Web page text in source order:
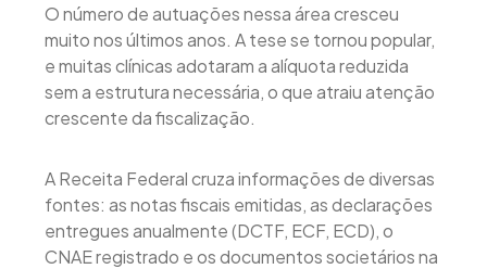
O número de autuações nessa área cresceu
muito nos últimos anos. A tese se tornou popular,
e muitas clínicas adotaram a alíquota reduzida
sem a estrutura necessária, o que atraiu atenção
crescente da fiscalização.
A Receita Federal cruza informações de diversas
fontes: as notas fiscais emitidas, as declarações
entregues anualmente (DCTF, ECF, ECD), o
CNAE registrado e os documentos societários na